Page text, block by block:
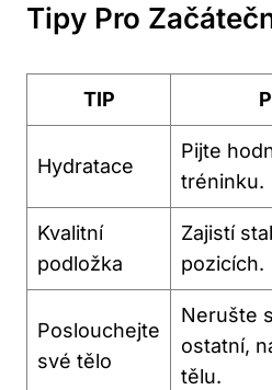
Tipy Pro
TIP
Hydratace
Pijte
tréninku.
Kvalitní
podložka
Zajistí
pozicích.
Poslouchejte
své tělo
Nerušte
ostatní,
tělu.